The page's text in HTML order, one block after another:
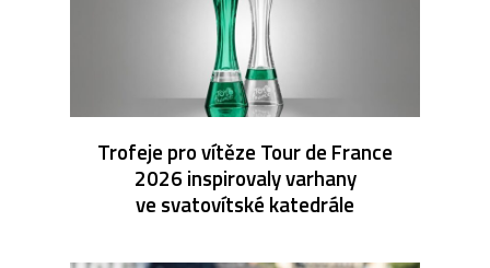
Trofeje pro vítěze Tour de France
2026 inspirovaly varhany
ve svatovítské katedrále